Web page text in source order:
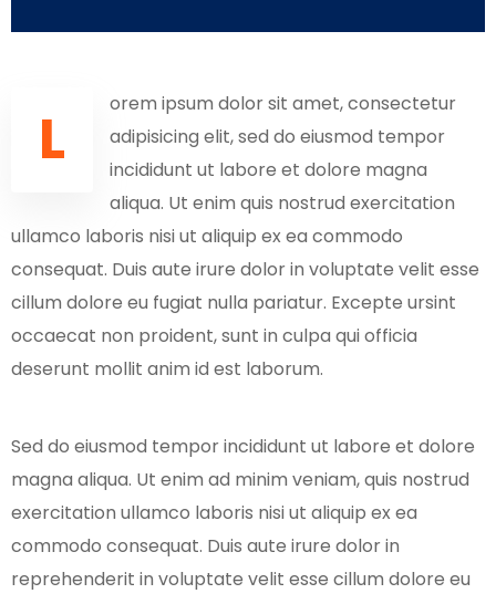
L
orem ipsum dolor sit amet, consectetur
adipisicing elit, sed do eiusmod tempor
incididunt ut labore et dolore magna
aliqua. Ut enim quis nostrud exercitation
ullamco laboris nisi ut aliquip ex ea commodo
consequat. Duis aute irure dolor in voluptate velit esse
cillum dolore eu fugiat nulla pariatur. Excepte ursint
occaecat non proident, sunt in culpa qui officia
deserunt mollit anim id est laborum.
Sed do eiusmod tempor incididunt ut labore et dolore
magna aliqua. Ut enim ad minim veniam, quis nostrud
exercitation ullamco laboris nisi ut aliquip ex ea
commodo consequat. Duis aute irure dolor in
reprehenderit in voluptate velit esse cillum dolore eu